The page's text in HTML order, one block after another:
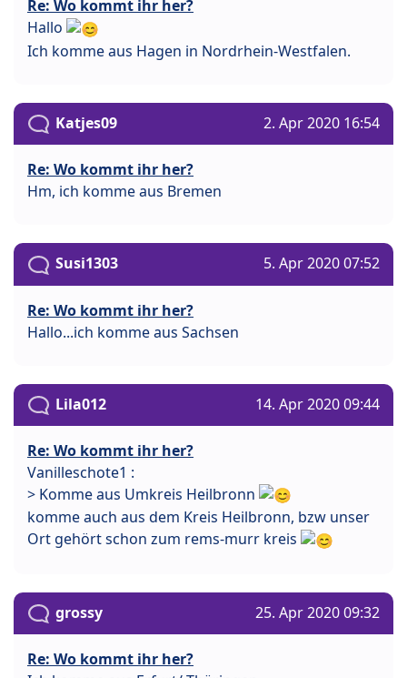
Re: Wo kommt ihr her?
Hallo
Ich komme aus Hagen in Nordrhein-Westfalen.
Katjes09 2. Apr 2020 16:54
Re: Wo kommt ihr her?
Hm, ich komme aus Bremen
Susi1303 5. Apr 2020 07:52
Re: Wo kommt ihr her?
Hallo...ich komme aus Sachsen
Lila012 14. Apr 2020 09:44
Re: Wo kommt ihr her?
Vanilleschote1 :
> Komme aus Umkreis Heilbronn
komme auch aus dem Kreis Heilbronn, bzw unser
Ort gehört schon zum rems-murr kreis
grossy 25. Apr 2020 09:32
Re: Wo kommt ihr her?